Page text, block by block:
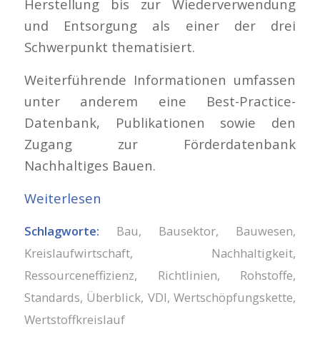
Herstellung bis zur Wiederverwendung
und Entsorgung als einer der drei
Schwerpunkt thematisiert.
Weiterführende Informationen umfassen
unter anderem eine Best-Practice-
Datenbank, Publikationen sowie den
Zugang zur Förderdatenbank
Nachhaltiges Bauen.
Weiterlesen
Schlagworte: Bau, Bausektor, Bauwesen,
Kreislaufwirtschaft, Nachhaltigkeit,
Ressourceneffizienz, Richtlinien, Rohstoffe,
Standards, Überblick, VDI,Wertschöpfungskette,
Wertstoffkreislauf